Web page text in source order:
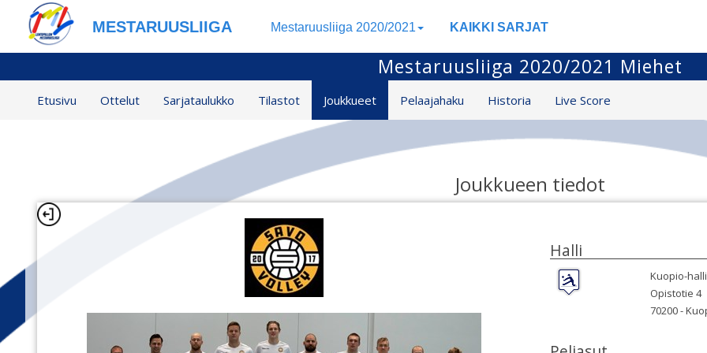
MESTARUUSLIIGA Mestaruusliiga 2020/2021 KAIKKI SARJAT
Mestaruusliiga 2020/2021 Miehet
Etusivu Ottelut Sarjataulukko Tilastot Joukkueet Pelaajahaku Historia Live Score
Joukkueen tiedot
Halli
Kuopio-halli
Opistotie 4
70200 -